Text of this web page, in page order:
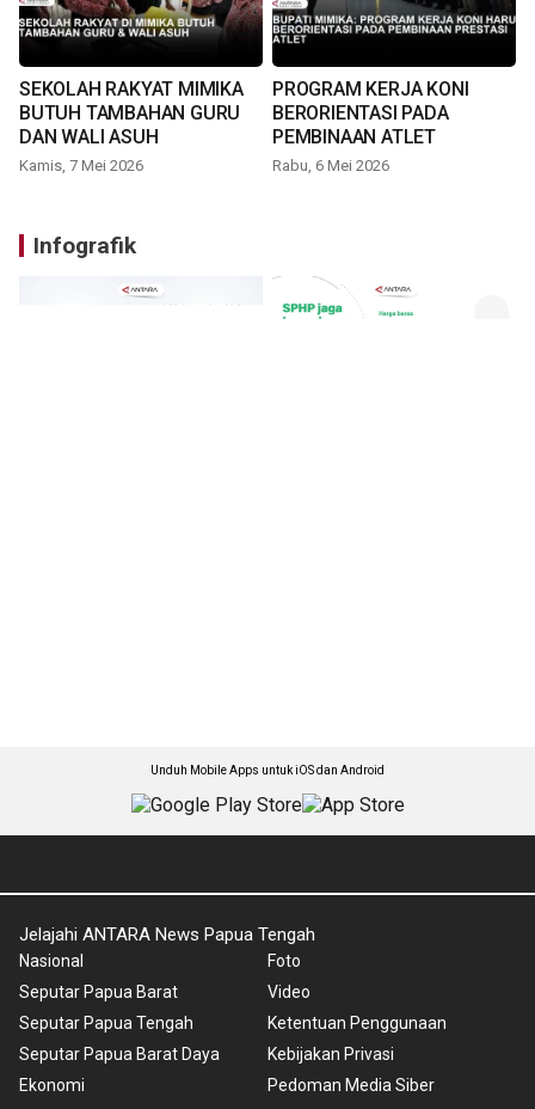
SEKOLAH RAKYAT MIMIKA
BUTUH TAMBAHAN GURU
DAN WALI ASUH
Kamis, 7 Mei 2026
PROGRAM KERJA KONI
BERORIENTASI PADA
PEMBINAAN ATLET
Rabu, 6 Mei 2026
Infografik
Unduh Mobile Apps untuk iOS dan Android
Jelajahi ANTARA News Papua Tengah
Nasional
Seputar Papua Barat
Seputar Papua Tengah
Seputar Papua Barat Daya
Ekonomi
Foto
Video
Ketentuan Penggunaan
Kebijakan Privasi
Pedoman Media Siber